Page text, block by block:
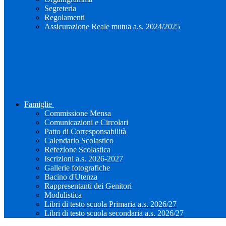
Segreteria
Regolamenti
Assicurazione Reale mutua a.s. 2024/2025
Famiglie
Commissione Mensa
Comunicazioni e Circolari
Patto di Corresponsabilità
Calendario Scolastico
Refezione Scolastica
Iscrizioni a.s. 2026-2027
Gallerie fotografiche
Bacino d'Utenza
Rappresentanti dei Genitori
Modulistica
Libri di testo scuola Primaria a.s. 2026/27
Libri di testo scuola secondaria a.s. 2026/27